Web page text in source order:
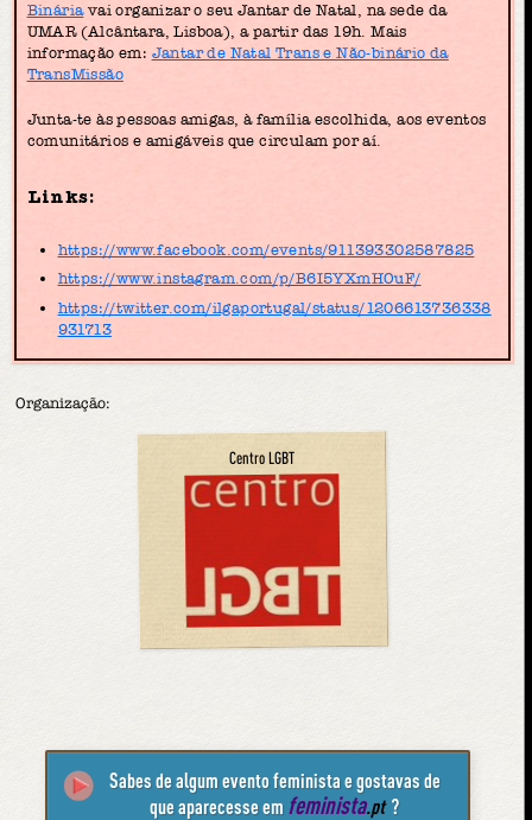
Bináriavai organizar o seu Jantar de Natal, na sede da
UMAR (Alcântara, Lisboa), a partir das 19h. Mais
informação em: Jantar de Natal Trans e Não-binário da
TransMissão
Junta-te às pessoas amigas, à família escolhida, aos eventos
comunitários e amigáveis que circulam por aí.
Links:
https://www.facebook.com/events/911393302587825
https://www.instagram.com/p/B6I5YXmHOuF/
https://twitter.com/ilgaportugal/status/1206613736338
931713
Organização:
Centro LGBT
Sabes de algum evento feminista e gostavas de
que aparecesse em feminista.pt ?